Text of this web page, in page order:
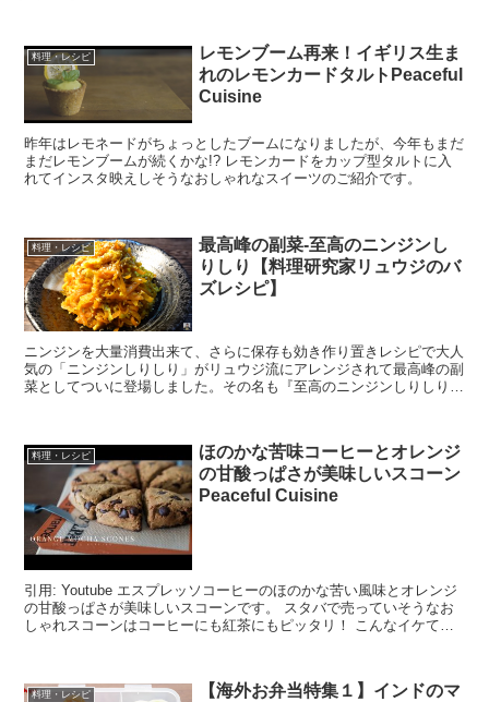
料理・レシピ
レモンブーム再来！イギリス生ま
れのレモンカードタルトPeaceful
Cuisine
昨年はレモネードがちょっとしたブームになりましたが、今年もまだ
まだレモンブームが続くかな!? レモンカードをカップ型タルトに入
れてインスタ映えしそうなおしゃれなスイーツのご紹介です。
料理・レシピ
最高峰の副菜-至高のニンジンし
りしり【料理研究家リュウジのバ
ズレシピ】
ニンジンを大量消費出来て、さらに保存も効き作り置きレシピで大人
気の「ニンジンしりしり」がリュウジ流にアレンジされて最高峰の副
菜としてついに登場しました。その名も『至高のニンジンしりしり』
料理・レシピ
ほのかな苦味コーヒーとオレンジ
の甘酸っぱさが美味しいスコーン
Peaceful Cuisine
引用: Youtube エスプレッソコーヒーのほのかな苦い風味とオレンジ
の甘酸っぱさが美味しいスコーンです。 スタバで売っていそうなお
しゃれスコーンはコーヒーにも紅茶にもピッタリ！ こんなイケてる
料理・レシピ
【海外お弁当特集１】インドのマ